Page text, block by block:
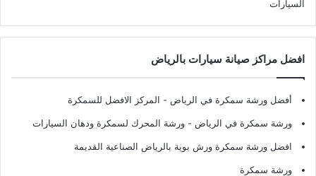
السيارات
افضل مراكز صيانة سيارات بالرياض
أفضل ورشة سمكرة في الرياض - المركز الافضل للسمكرة
ورشة سمكرة في الرياض - ورشة المحرك لسمكرة ودهان السيارات
افضل ورشة سمكرة ورش بوية بالرياض الصناعية القديمة
ورشة سمكرة